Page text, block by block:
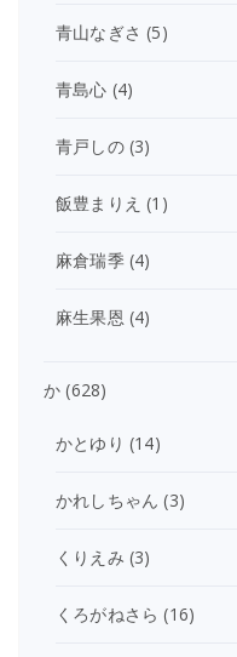
青山なぎさ (5)
青島心 (4)
青戸しの(3)
飯豊まりえ (1)
麻倉瑞季(4)
麻生果恩 (4)
か (628)
かとゆり (14)
かれしちゃん (3)
くりえみ (3)
くろがねさら (16)